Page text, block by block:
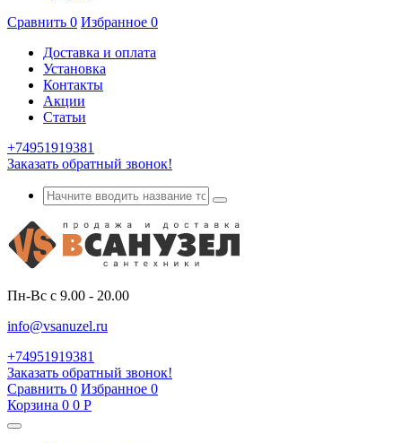
Сравнить 0 Избранное 0
Доставка и оплата
Установка
Контакты
Акции
Статьи
+74951919381
Заказать обратный звонок!
Пн-Вс с 9.00 - 20.00
info@vsanuzel.ru
+74951919381
Заказать обратный звонок!
Сравнить 0 Избранное 0
Корзина 0 0 Р